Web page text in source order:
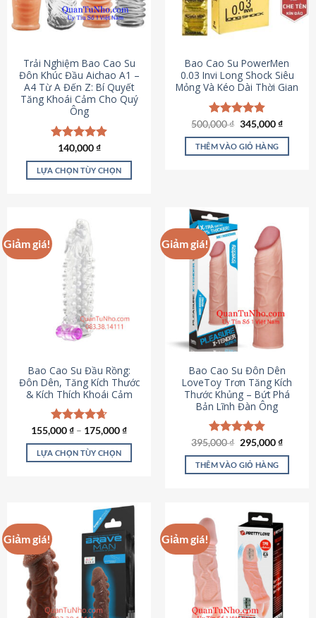
Trải Nghiệm Bao Cao Su
Đôn Khúc Đầu Aichao A1 –
A4 Từ A Đến Z: Bí Quyết
Tăng Khoái Cảm Cho Quý
Ông
Được xếp
hạng4.88
5 sao
140,000₫
LỰA CHỌN TÙY CHỌN
có
nhiều
biến
thể.
Các
tùy
chọn
có
chọn
trên
trang
sản
phẩm
Bao Cao Su PowerMen
0.03 Invi Long Shock Siêu
Mỏng Và Kéo Dài Thời Gian
Được xếp
hạng4.85
5 sao
500,000₫ Giá
là:
500,000 ₫.
345,000₫Giá
tại
THÊM VÀO GIỎ HÀNG
Giảm giá!
Bao Cao Su Đầu Rồng:
Đôn Dên, Tăng Kích Thước
& Kích Thích Khoái Cảm
Được xếp
hạng4.69
5 sao
155,000₫ – 175,000₫
LỰA CHỌN TÙY CHỌN
nhiều
biến
thể.
Các
tùy
chọn
Giảm giá!
Bao Cao Su Đôn Dên
LoveToy Trơn Tăng Kích
Thước Khủng – Bứt Phá
Bản Lĩnh Đàn Ông
Được xếp
hạng4.82
5 sao
395,000₫ Giá
là:
395,000 ₫.
295,000₫Giá
tại
THÊM VÀO GIỎ HÀNG
Giảm giá! Giảm giá!